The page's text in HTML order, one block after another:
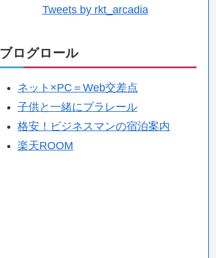
Tweets by rkt_arcadia
ブログロール
ネット×PC＝Web交差点
子供と一緒にプラレール
格安！ビジネスマンの宿泊案内
楽天ROOM